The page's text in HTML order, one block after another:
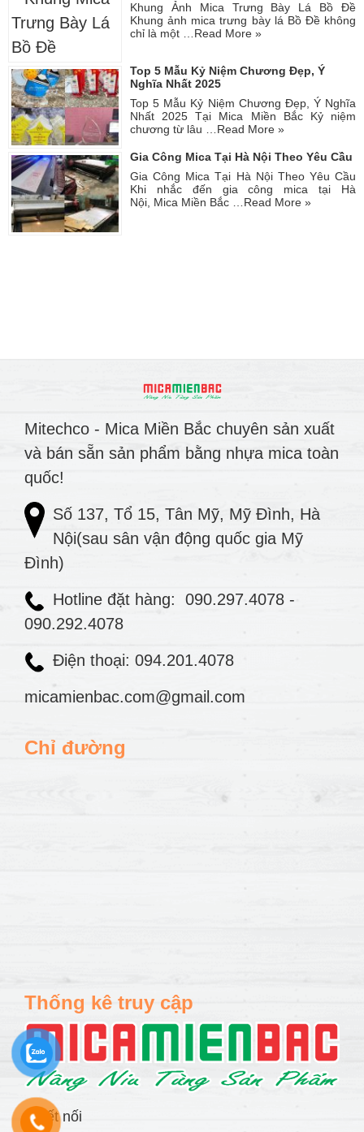
Khung Ảnh Mica Trưng Bày Lá Bồ Đề
Khung ảnh mica trưng bày lá Bồ Đề không
chỉ là một … Read More »
Top 5 Mẫu Kỷ Niệm Chương Đẹp, Ý
Nghĩa Nhất 2025
Top 5 Mẫu Kỷ Niệm Chương Đẹp, Ý Nghĩa
Nhất 2025 Tại Mica Miền Bắc Kỷ niệm
chương từ lâu … Read More »
Gia Công Mica Tại Hà Nội Theo Yêu Cầu
Gia Công Mica Tại Hà Nội Theo Yêu Cầu
Khi nhắc đến gia công mica tại Hà
Nội, Mica Miền Bắc …Read More »
Mitechco - Mica Miền Bắc chuyên sản xuất
và bán sẵn sản phẩm bằng nhựa mica toàn
quốc!
Số 137, Tổ 15, Tân Mỹ, Mỹ Đình, Hà
Nội(sau sân vận động quốc gia Mỹ
Đình)
Hotline đặt hàng: 090.297.4078 -
090.292.4078
Điện thoại: 094.201.4078
micamienbac.com@gmail.com
Chỉ đường
Thống kê truy cập
Kết nối